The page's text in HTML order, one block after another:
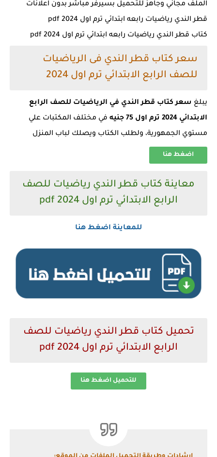
الملف مجاني وجاهز للتحميل بسيرفر مباشر بدون اعلانات
قطر الندي رياضيات رابعه ابتدائي ترم اول 2024 pdf
كتاب قطر الندي رياضيات رابعه ابتدائي ترم اول 2024 pdf
سعر كتاب قطر الندي فى الرياضيات
للصف الرابع الابتدائي ترم اول 2024
يبلغ سعر كتاب قطر الندي في الرياضيات للصف الرابع
الابتدائي 2024 ترم اول 75 جنيه
في مختلف المكتبات علي
مستوي الجمهورية، ولطلب الكتاب ويصلك لباب المنزل
اضغط هنا
معاينة كتاب قطر الندي رياضيات للصف
الرابع الابتدائي ترم اول 2024 pdf
للمعاينة اضغط هنا
تحميل كتاب قطر الندي رياضيات للصف
الرابع الابتدائي ترم اول 2024 pdf
للتحميل اضغط هنا